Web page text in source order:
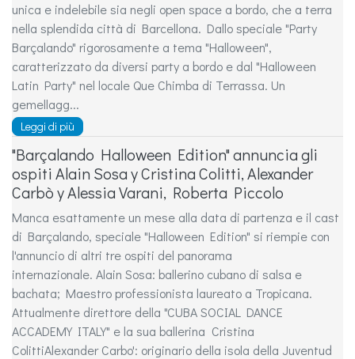
unica e indelebile sia negli open space a bordo, che a terra
nella splendida città di Barcellona. Dallo speciale "Party
Barçalando" rigorosamente a tema "Halloween",
caratterizzato da diversi party a bordo e dal "Halloween
Latin Party" nel locale Que Chimba di Terrassa. Un
gemellagg...
Leggi di più
"Barçalando Halloween Edition" annuncia gli
ospiti Alain Sosa y Cristina Colitti, Alexander
Carbò y Alessia Varani, Roberta Piccolo
Manca esattamente un mese alla data di partenza e il cast
di Barçalando, speciale "Halloween Edition" si riempie con
l'annuncio di altri tre ospiti del panorama
internazionale. Alain Sosa: ballerino cubano di salsa e
bachata; Maestro professionista laureato a Tropicana.
Attualmente direttore della "CUBA SOCIAL DANCE
ACCADEMY ITALY" e la sua ballerina Cristina
ColittiAlexander Carbo': originario della isola della Juventud